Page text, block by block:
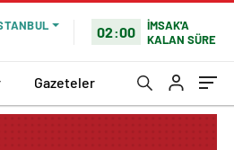
02:00
İMSAK'A
KALAN SÜRE
Gazeteler